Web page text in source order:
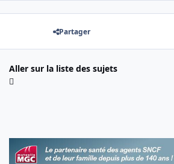
Partager
Aller sur la liste des sujets